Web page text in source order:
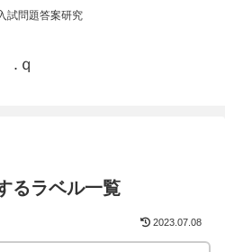
試問題答案研究
.ｑ
るラベル一覧
2023.07.08